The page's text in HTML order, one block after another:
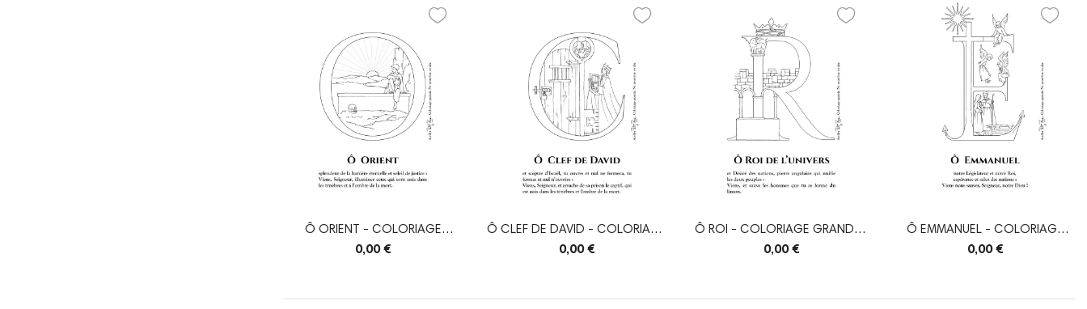
Ô ORIENT - COLORIAGE
GRANDES Ô
0,00 €
Ô CLEF DE DAVID - COLORIAGE
GRANDES Ô
0,00 €
Ô ROI - COLORIAGE GRANDES
Ô
0,00 €
Ô EMMANUEL - COLORIAGE
GRANDES Ô
0,00 €